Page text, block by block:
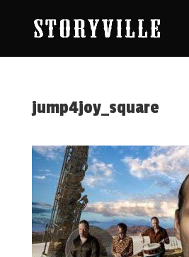
jump4joy_square